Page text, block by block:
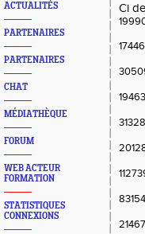
ACTUALITÉS
PARTENAIRES
PARTENAIRES
CHAT
MÉDIATHÈQUE
FORUM
WEB ACTEUR
FORMATION
STATISTIQUES
CONNEXIONS
Ci